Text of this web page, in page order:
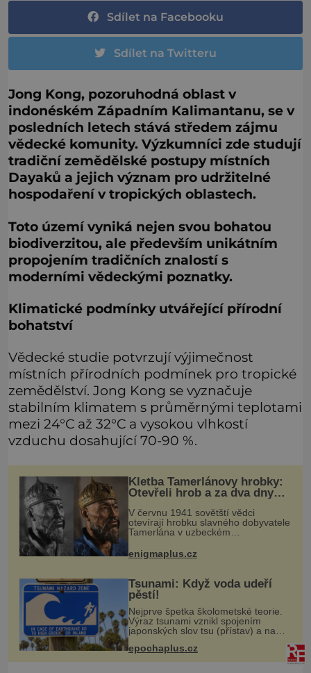
Sdílet na Facebooku
Sdílet na Twitteru
Jong Kong, pozoruhodná oblast v
indonéském Západním Kalimantanu, se v
posledních letech stává středem zájmu
vědecké komunity. Výzkumníci zde studují
tradiční zemědělské postupy místních
Dayaků a jejich význam pro udržitelné
hospodaření v tropických oblastech.
Toto území vyniká nejen svou bohatou
biodiverzitou, ale především unikátním
propojením tradičních znalostí s
moderními vědeckými poznatky.
Klimatické podmínky utvářející přírodní
bohatství
Vědecké studie potvrzují výjimečnost
místních přírodních podmínek pro tropické
zemědělství. Jong Kong se vyznačuje
stabilním klimatem s průměrnými teplotami
mezi 24°C až 32°C a vysokou vlhkostí
vzduchu dosahující 70-90 %.
Kletba Tamerlánovy hrobky:
Otevřeli hrob a za dva dny
Náhoda, nebo varování?
V červnu 1941 sovětští vědci
otevírají hrobku slavného dobyvatele
Tamerlána v uzbeckém
nacistické Německo zahajuje operaci
Barbarossa a napadá Sovětský svaz.
enigmaplus.cz
Tsunami: Když voda udeří
pěstí!
Nejprve špetka školometské teorie.
Výraz tsunami vznikl spojením
japonských slov tsu (přístav) a nami
(vlna). Jedná se o dlouhou vlnu,
která je na volném moři takřka
nepostřehnutelná. Ačkoli je vlnová
epochaplus.cz